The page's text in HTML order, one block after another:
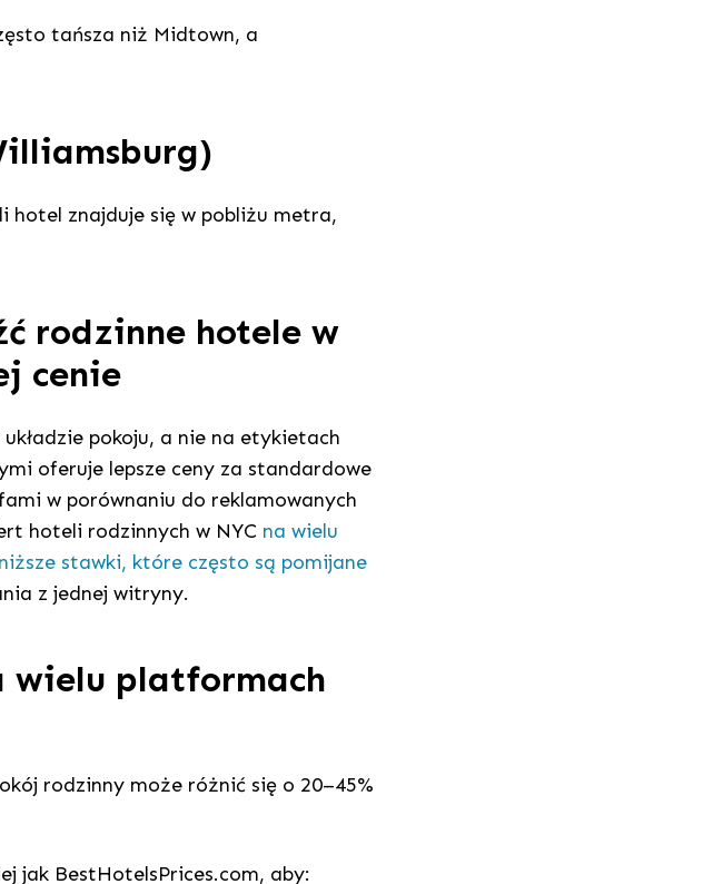
tańsza niż Midtown, a
hotel znajduje się w pobliżu metra,
rodzinne hotele w
cenie
pokoju, a nie na etykietach
oferuje lepsze ceny za standardowe
w porównaniu do reklamowanych
hoteli rodzinnych w NYC na wielu
stawki, które często są pomijane
z jednej witryny.
wielu platformach
rodzinny może różnić się o 20–45%
jak BestHotelsPrices.com, aby: